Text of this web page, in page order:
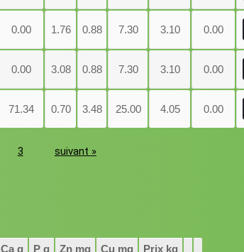
0.00 1.76 0.88 7.30 3.10 0.00
0.00 3.08 0.88 7.30 3.10 0.00
71.34 0.70 3.48 25.00 4.05 0.00
3 suivant »
Ca g P g Zn mg Cu mg Prix kg